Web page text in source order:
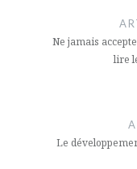
l’article
Ne jamais
lire
Le